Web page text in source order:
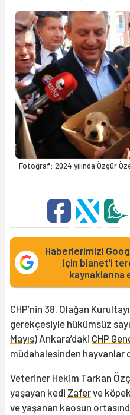
Fotoğraf: 2024 yılında Özgür
Haberlerimizi
için bianet'i
kaynaklarına
CHP’nin 38. Olağan
gerekçesiyle hükümsüz
Mayıs) Ankara’daki CHP
müdahalesinden hayvanlar
Veteriner Hekim Tarkan
yaşayan kedi Zaferve köpek
ve yaşanan kaosun